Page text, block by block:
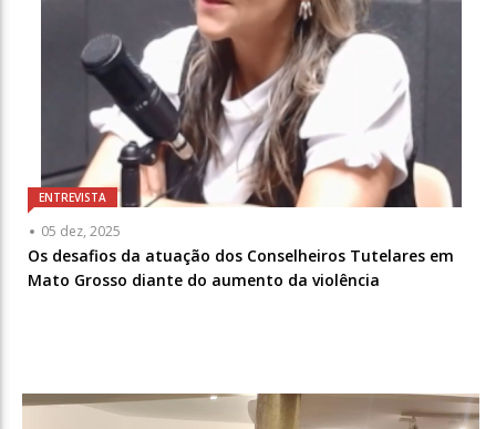
ENTREVISTA
05 dez, 2025
Os desafios da atuação dos Conselheiros Tutelares em
Mato Grosso diante do aumento da violência